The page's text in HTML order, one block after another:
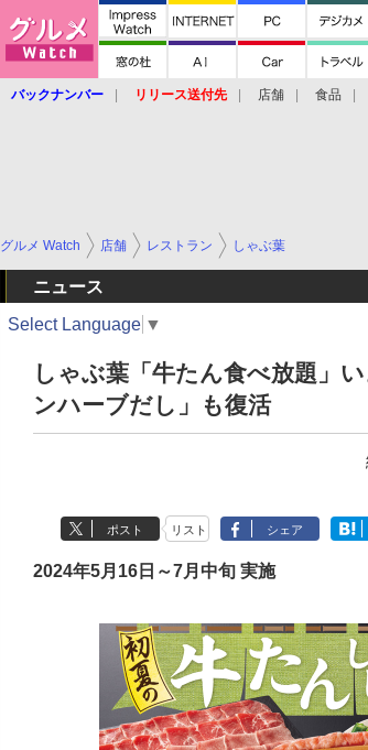
バックナンバー リリース送付先 店舗 食品
グルメ Watch 店舗 レストラン しゃぶ葉
ニュース
Select Language ▼
しゃぶ葉「牛たん食べ放題」
ンハーブだし」も復活
ポスト リスト シェア
2024年5月16日～7月中旬 実施